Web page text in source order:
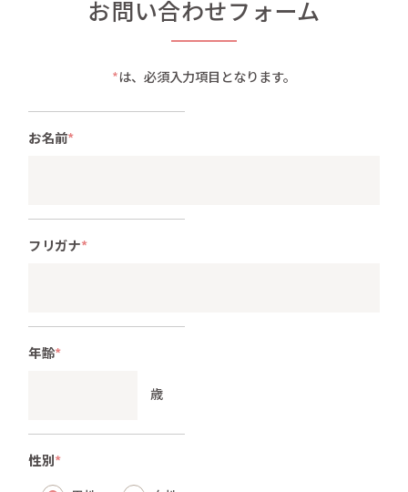
お問い合わせフォーム
*は、必須入力項目となります。
お名前*
フリガナ*
年齢*
歳
性別*